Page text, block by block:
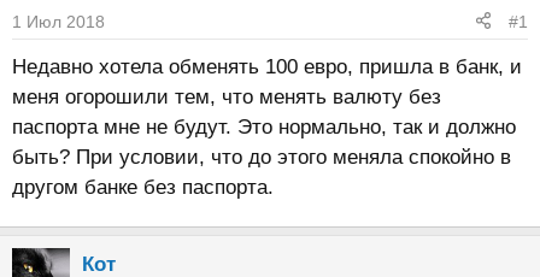
т
е
м
ы
ч
а
л
а
1 Июл 2018 #1
Недавно хотела обменять 100 евро, пришла в банк, и
меня огорошили тем, что менять валюту без
паспорта мне не будут. Это нормально, так и должно
быть? При условии, что до этого меняла спокойно в
другом банке без паспорта.
Кот